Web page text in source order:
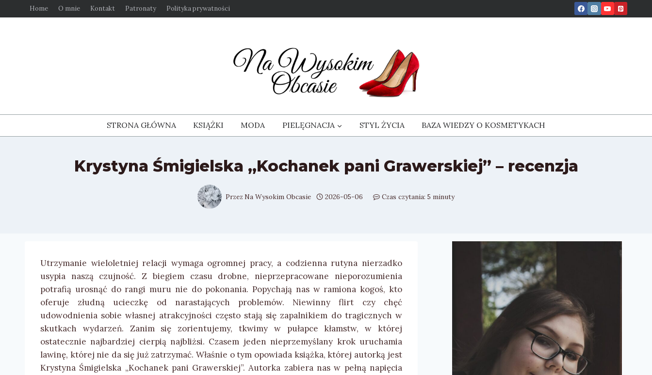
do
Home O mnie Kontakt Patronaty Polityka prywatności
STRONA GŁÓWNA KSIĄŻKI MODA PIELĘGNACJA STYL ŻYCIA BAZA WIEDZY O KOSMETYKACH
Krystyna Śmigielska „Kochanek pani Grawerskiej” – recenzja
Przez Na Wysokim Obcasie 2026-05-06 Czas czytania: 5 minuty
Utrzymanie wieloletniej relacji wymaga ogromnej pracy, a codzienna rutyna nierzadko
usypia naszą czujność. Z biegiem czasu drobne, nieprzepracowane nieporozumienia
potrafią urosnąć do rangi muru nie do pokonania. Popychają nas w ramiona kogoś, kto
oferuje złudną ucieczkę od narastających problemów. Niewinny flirt czy chęć
udowodnienia sobie własnej atrakcyjności często stają się zapalnikiem do tragicznych w
skutkach wydarzeń. Zanim się zorientujemy, tkwimy w pułapce kłamstw, w której
ostatecznie najbardziej cierpią najbliżsi. Czasem jeden nieprzemyślany krok uruchamia
lawinę, której nie da się już zatrzymać. Właśnie o tym opowiada książka, której autorką jest
Krystyna Śmigielska „Kochanek pani Grawerskiej”. Autorka zabiera nas w pełną napięcia